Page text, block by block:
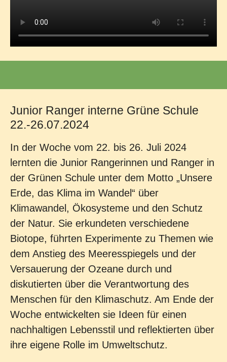
Junior Ranger interne Grüne Schule
22.-26.07.2024
In der Woche vom 22. bis 26. Juli 2024
lernten die Junior Rangerinnen und Ranger in
der Grünen Schule unter dem Motto „Unsere
Erde, das Klima im Wandel“ über
Klimawandel, Ökosysteme und den Schutz
der Natur. Sie erkundeten verschiedene
Biotope, führten Experimente zu Themen wie
dem Anstieg des Meeresspiegels und der
Versauerung der Ozeane durch und
diskutierten über die Verantwortung des
Menschen für den Klimaschutz. Am Ende der
Woche entwickelten sie Ideen für einen
nachhaltigen Lebensstil und reflektierten über
ihre eigene Rolle im Umweltschutz.